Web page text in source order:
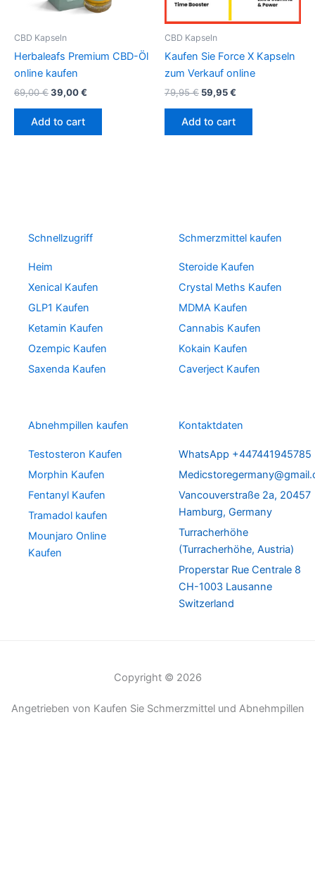
CBD Kapseln
Herbaleafs Premium CBD-Öl
online kaufen
69,00€39,00€
Add to cart
CBD Kapseln
Kaufen Sie Force X Kapseln
zum Verkauf online
79,95€ 59,95€
Add to cart
Schnellzugriff
Heim
Xenical Kaufen
GLP1 Kaufen
Ketamin Kaufen
Ozempic Kaufen
Saxenda Kaufen
Schmerzmittel kaufen
Steroide Kaufen
Crystal Meths Kaufen
MDMA Kaufen
Cannabis Kaufen
Kokain Kaufen
Caverject Kaufen
Abnehmpillen kaufen
Testosteron Kaufen
Morphin Kaufen
Fentanyl Kaufen
Tramadol kaufen
Mounjaro Online
Kaufen
Kontaktdaten
WhatsApp +447441945785
Vancouverstraße 2a, 20457
Hamburg, Germany
Turracherhöhe
(Turracherhöhe, Austria)
Properstar Rue Centrale 8
CH-1003 Lausanne
Switzerland
Copyright © 2026
Angetrieben von Kaufen Sie Schmerzmittel und Abnehmpillen